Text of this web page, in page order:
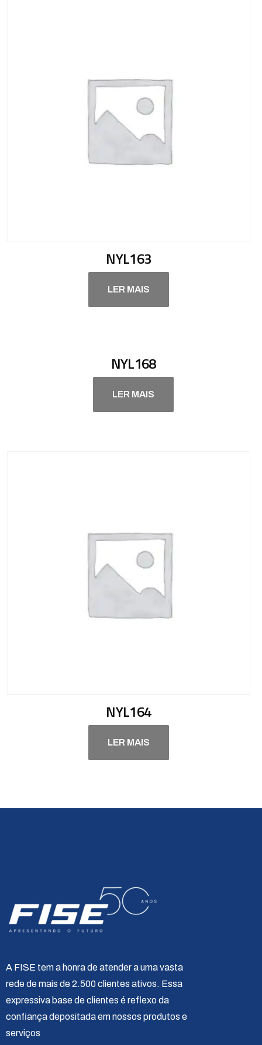
NYL163
LER MAIS
NYL168
LER MAIS
NYL164
LER MAIS
A FISE tem a honra de atender a uma vasta
rede de mais de 2.500 clientes ativos. Essa
expressiva base de clientes é reflexo da
confiança depositada em nossos produtos e
serviços